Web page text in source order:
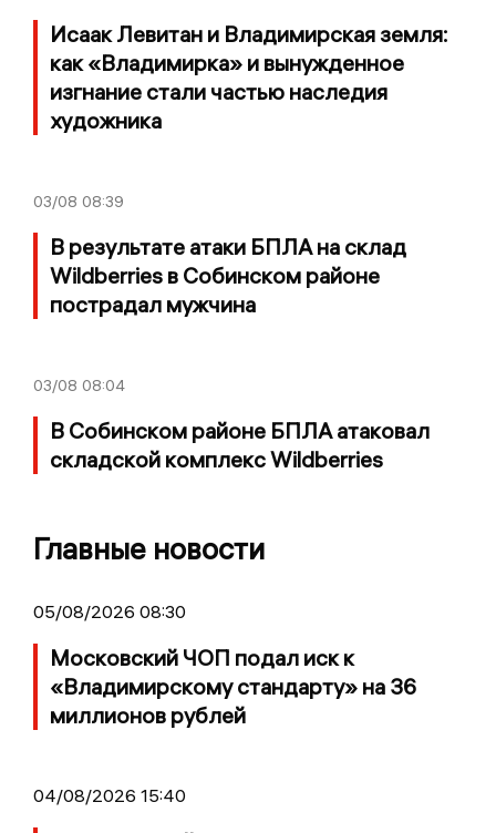
Исаак Левитан и Владимирская земля:
как «Владимирка» и вынужденное
изгнание стали частью наследия
художника
03/08 08:39
В результате атаки БПЛА на склад
Wildberries в Собинском районе
пострадал мужчина
03/08 08:04
В Собинском районе БПЛА атаковал
складской комплекс Wildberries
Главные новости
05/08/2026 08:30
Московский ЧОП подал иск к
«Владимирскому стандарту» на 36
миллионов рублей
04/08/2026 15:40